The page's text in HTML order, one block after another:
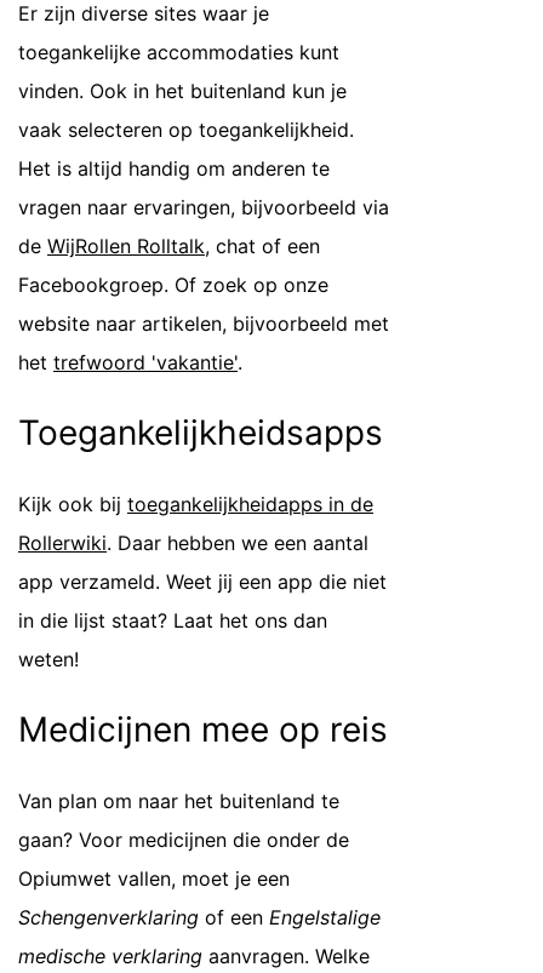
Er zijn diverse sites waar je
toegankelijke accommodaties kunt
vinden. Ook in het buitenland kun je
vaak selecteren op toegankelijkheid.
Het is altijd handig om anderen te
vragen naar ervaringen, bijvoorbeeld via
de WijRollen Rolltalk, chat of een
Facebookgroep. Of zoek op onze
website naar artikelen, bijvoorbeeld met
het trefwoord 'vakantie'.
Toegankelijkheidsapps
Kijk ook bij toegankelijkheidapps in de
Rollerwiki. Daar hebben we een aantal
app verzameld. Weet jij een app die niet
in die lijst staat? Laat het ons dan
weten!
Medicijnen mee op reis
Van plan om naar het buitenland te
gaan? Voor medicijnen die onder de
Opiumwet vallen, moet je een
Schengenverklaring of een Engelstalige
medische verklaring aanvragen. Welke